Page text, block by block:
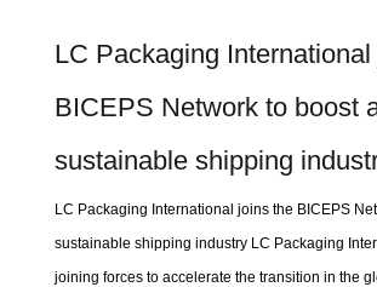
LC Packaging
BICEPS Network to boost
sustainable shipping
LC Packaging International joins the BICEPS
sustainable shipping industry LC Packaging
joining forces to accelerate the transition in the